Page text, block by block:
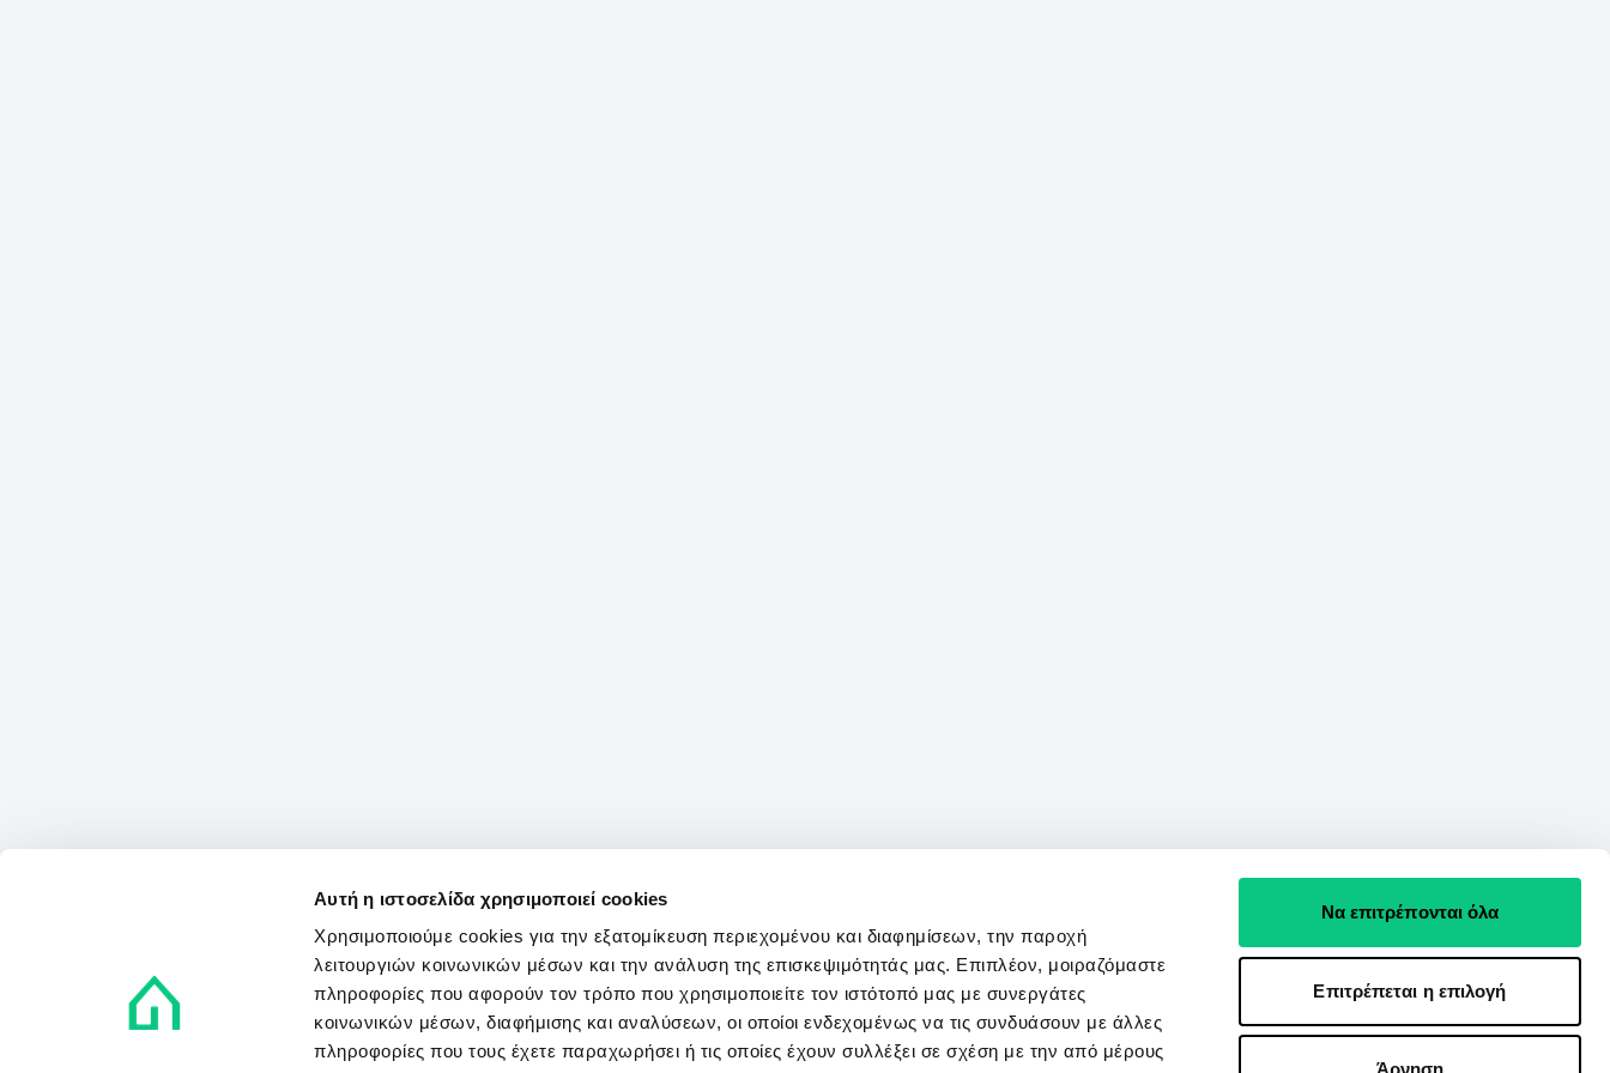
Αυτή η ιστοσελίδα χρησιμοποιεί cookies
Χρησιμοποιούμε cookies για την εξατομίκευση περιεχομένου και διαφημίσεων, την παροχή
λειτουργιών κοινωνικών μέσων και την ανάλυση της επισκεψιμότητάς μας. Επιπλέον, μοιραζόμαστε
πληροφορίες που αφορούν τον τρόπο που χρησιμοποιείτε τον ιστότοπό μας με συνεργάτες
κοινωνικών μέσων, διαφήμισης και αναλύσεων, οι οποίοι ενδεχομένως να τις συνδυάσουν με άλλες
πληροφορίες που τους έχετε παραχωρήσει ή τις οποίες έχουν συλλέξει σε σχέση με την από μέρους
Να επιτρέπονται όλα
Επιτρέπεται η επιλογή
Άρνηση